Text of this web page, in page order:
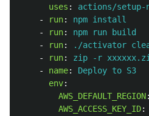
uses :
actions/setup-
-
run:
npm install
-
run:
npm run build
-
run:
./activator
-
run:
zip -r
-
name:
Deploy to S3
env:
AWS_DEFAULT_REGION:
AWS_ACCESS_KEY_ID: